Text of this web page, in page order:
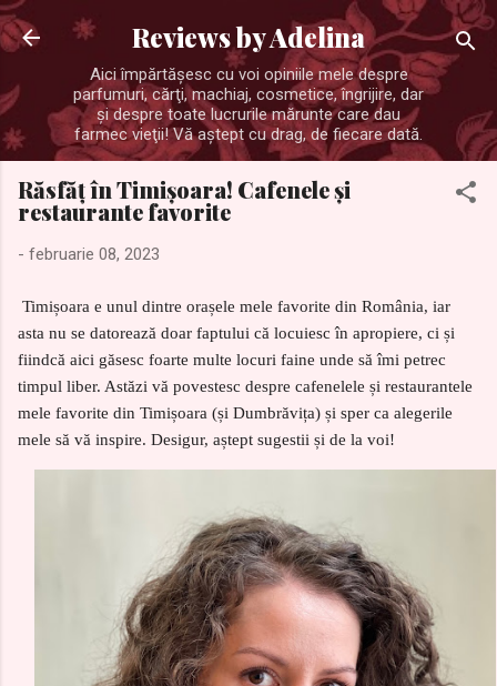
Treceți la conținutul principal
Reviews by Adelina
Aici împărtăşesc cu voi opiniile mele despre
parfumuri, cărţi, machiaj, cosmetice, îngrijire, dar
şi despre toate lucrurile mărunte care dau
farmec vieţii! Vă aştept cu drag, de fiecare dată.
Răsfăț în Timișoara! Cafenele și
restaurante favorite
- februarie 08, 2023
Timișoara e unul dintre orașele mele favorite din România, iar
asta nu se datorează doar faptului că locuiesc în apropiere, ci și
fiindcă aici găsesc foarte multe locuri faine unde să îmi petrec
timpul liber. Astăzi vă povestesc despre cafenelele și restaurantele
mele favorite din Timișoara (și Dumbrăvița) și sper ca alegerile
mele să vă inspire. Desigur, aștept sugestii și de la voi!